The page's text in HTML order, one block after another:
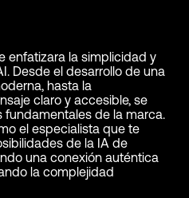
enfatizara la simplicidad y
Desde el desarrollo de una
hasta la
claro y accesible, se
fundamentales de la marca.
el especialista que te
de la IA de
una conexión auténtica
la complejidad